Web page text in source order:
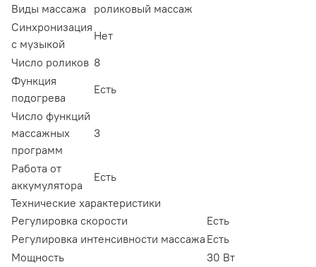
Виды массажа
роликовый массаж
Синхронизация
с музыкой
Нет
Число роликов 8
Функция
подогрева
Есть
Число функций
массажных
программ
3
Работа от
аккумулятора
Есть
Технические характеристики
Регулировка скорости
Есть
Регулировка интенсивности массажа Есть
Мощность
30 Вт